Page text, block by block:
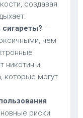
создавая
—
чем
никотин и
которые могут
риски